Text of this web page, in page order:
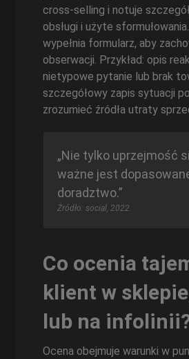
cross‑selling i notuje
obsługi i użyte
wypełnia formularz, aby
obserwacji. Przykład: opis
nietypowe pytanie lub brak
szczegółowy zapis sytuacji
zrozumieć źródła utraty
„Nie tylko uprzejmość
ważne jest
doradztwo.”
Źródło: social, 2022.
Co ocenia
klient w
lub na
Ocena obejmuje warunki w